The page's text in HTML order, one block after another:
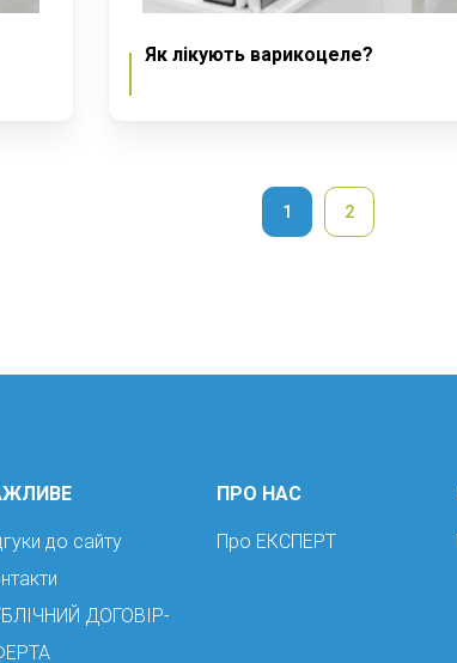
Як лікують варикоцеле?
1 2
до сайту
ДОГОВІР-
ПРО НАС
Про ЕКСПЕРТ